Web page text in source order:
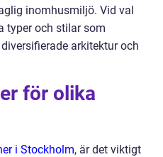
inomhusmiljö. Vid val
typer och stilar som
arkitektur och
för olika
i Stockholm, är det viktigt